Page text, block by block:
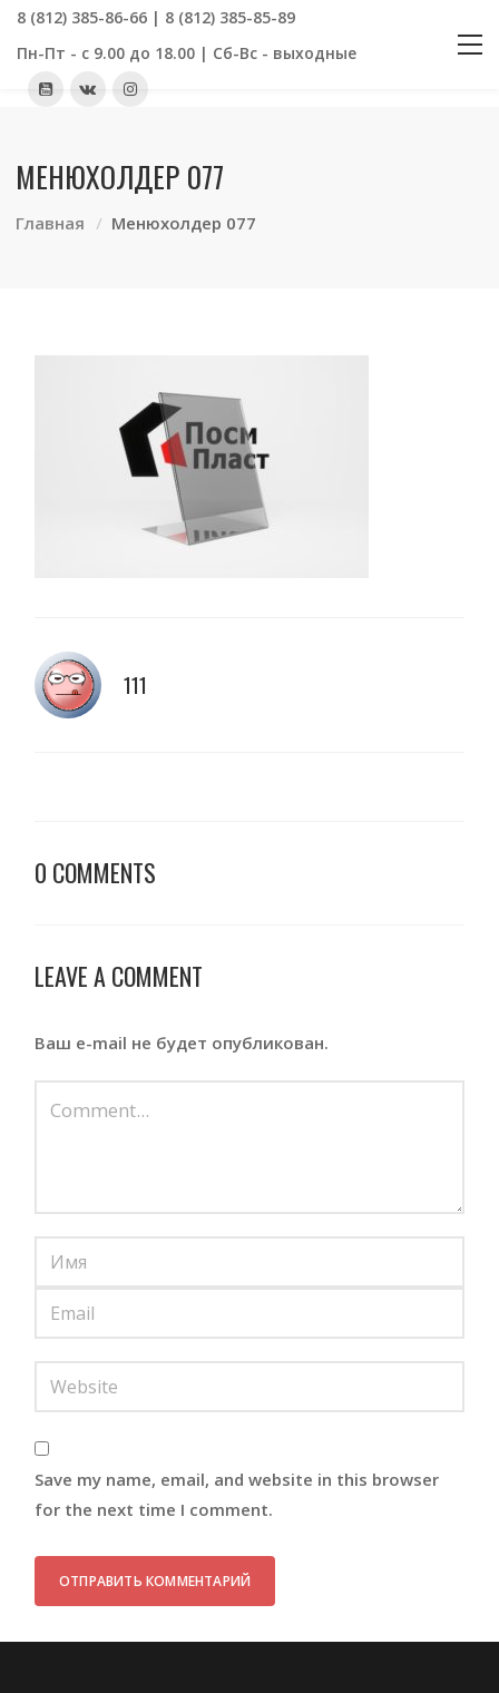
8 (812) 385-86-66 | 8 (812) 385-85-89
Пн-Пт - с 9.00 до 18.00 | Сб-Вс - выходные
МЕНЮХОЛДЕР 077
Главная Менюхолдер 077
111
0 COMMENTS
LEAVE A COMMENT
Ваш e-mail не будет опубликован.
Save my name, email, and website in this browser
for the next time I comment.